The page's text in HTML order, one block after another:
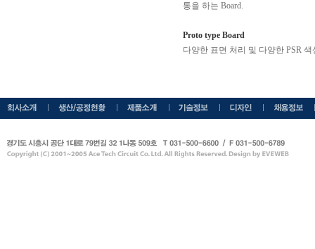
통을 하는 Board.
Proto type Board
다양한 표면 처리 및 다양한 PSR